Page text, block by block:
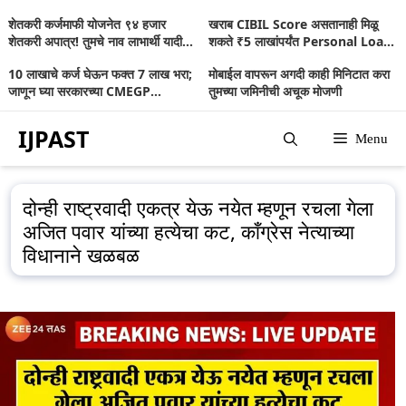
Skip
to
content
शेतकरी कर्जमाफी योजनेत ९४ हजार
शेतकरी अपात्र! तुमचे नाव लाभार्थी यादीत
खराब CIBIL Score असतानाही मिळू
शकते ₹5 लाखांपर्यंत Personal Loan;
10 लाखाचे कर्ज घेऊन फक्त 7 लाख भरा;
जाणून घ्या सरकारच्या CMEGP
मोबाईल वापरून अगदी काही मिनिटात करा
तुमच्या जमिनीची अचूक मोजणी
IJPAST Menu
दोन्ही राष्ट्रवादी एकत्र येऊ नयेत म्हणून रचला गेला
अजित पवार यांच्या हत्येचा कट, काँग्रेस नेत्याच्या
विधानाने खळबळ